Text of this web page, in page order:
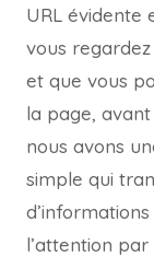
URL évidente
vous
et que vous
la page,
nous avons
simple qui
l’attention